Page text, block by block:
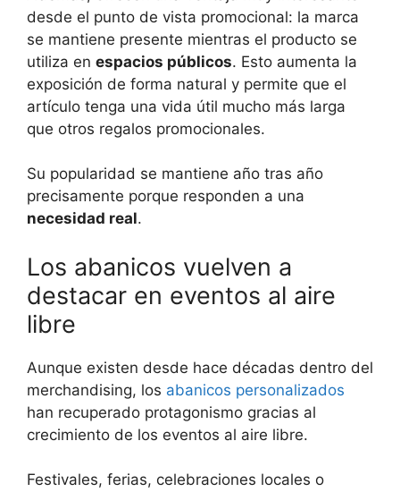
desde el punto de vista promocional: la marca
se mantiene presente mientras el producto se
utiliza en espacios públicos. Esto aumenta la
exposición de forma natural y permite que el
artículo tenga una vida útil mucho más larga
que otros regalos promocionales.
Su popularidad se mantiene año tras año
precisamente porque responden a una
necesidad real.
Los abanicos vuelven a
destacar en eventos al aire
libre
Aunque existen desde hace décadas dentro del
merchandising, los abanicos personalizados
han recuperado protagonismo gracias al
crecimiento de los eventos al aire libre.
Festivales, ferias, celebraciones locales o